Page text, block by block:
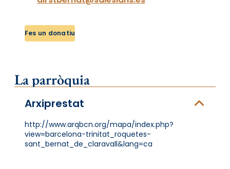
Fes un donatiu
La parròquia
Arxiprestat
http://www.arqbcn.org/mapa/index.php?
view=barcelona-trinitat_roquetes-
sant_bernat_de_claravall&lang=ca